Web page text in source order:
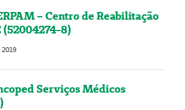
– Centro de Reabilitação
(52004274-8)
2019
Serviços Médicos